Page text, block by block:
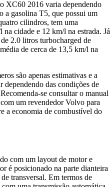
XC60 2016 varia dependendo
a gasolina T5, que possui um
cilindros, tem uma
cidade e 12 km/l na estrada. Já
2.0 litros turbocharged de
de cerca de 13,5 km/l na
são apenas estimativas e a
dependendo das condições de
se consultar o manual
um revendedor Volvo para
a economia de combustível do
com um layout de motor e
é posicionado na parte dianteira
transversal. Em termos de